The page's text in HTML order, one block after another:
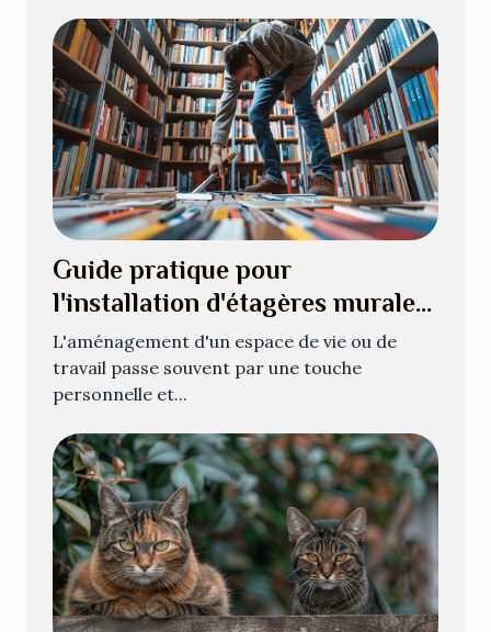
Guide pratique pour
l'installation d'étagères murales
pour livres
L'aménagement d'un espace de vie ou de
travail passe souvent par une touche
personnelle et...